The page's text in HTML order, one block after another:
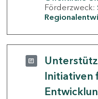
Förderzweck:
Initiativen